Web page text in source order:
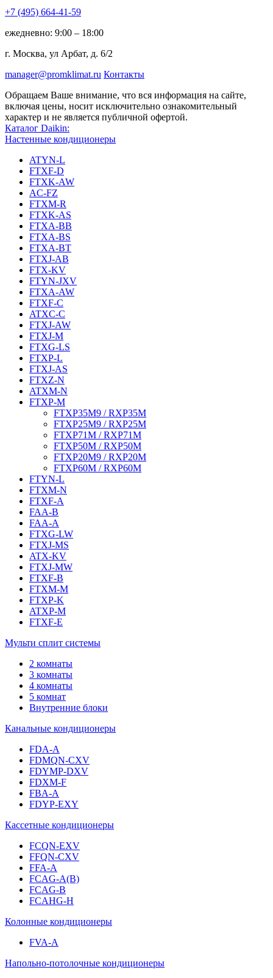
+7 (495) 664-41-59
ежедневно: 9:00 – 18:00
г. Москва, ул Арбат, д. 6/2
manager@promklimat.ru Контакты
Обращаем Ваше внимание, что вся информация на сайте,
включая цены, носит исключительно ознакомительный
характер и не является публичной офертой.
Каталог Daikin:
Настенные кондиционеры
ATYN-L
FTXF-D
FTXK-AW
AC-FZ
FTXM-R
FTXK-AS
FTXA-BB
FTXA-BS
FTXA-BT
FTXJ-AB
FTX-KV
FTYN-JXV
FTXA-AW
FTXF-C
ATXC-C
FTXJ-AW
FTXJ-M
FTXG-LS
FTXP-L
FTXJ-AS
FTXZ-N
ATXM-N
FTXP-M
FTXP35M9 / RXP35M
FTXP25M9 / RXP25M
FTXP71M / RXP71M
FTXP50M / RXP50M
FTXP20M9 / RXP20M
FTXP60M / RXP60M
FTYN-L
FTXM-N
FTXF-A
FAA-B
FAA-A
FTXG-LW
FTXJ-MS
ATX-KV
FTXJ-MW
FTXF-B
FTXM-M
FTXP-K
ATXP-M
FTXF-E
Мульти сплит системы
2 комнаты
3 комнаты
4 комнаты
5 комнат
Внутренние блоки
Канальные кондиционеры
FDA-A
FDMQN-CXV
FDYMP-DXV
FDXM-F
FBA-A
FDYP-EXY
Кассетные кондиционеры
FCQN-EXV
FFQN-CXV
FFA-A
FCAG-A(B)
FCAG-B
FCAHG-H
Колонные кондиционеры
FVA-A
Напольно-потолочные кондиционеры